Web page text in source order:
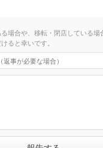
場合や、移転・閉店している場
ると幸いです。